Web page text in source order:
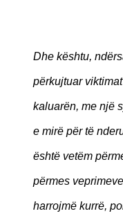
Dhe kështu,
përkujtuar
kaluarën, me një
e mirë për të
është vetëm
përmes
harrojmë kurrë,